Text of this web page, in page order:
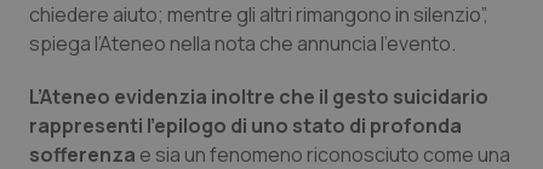
Piemonte
Provincia Autonoma di Bolzano
Provincia Autonoma di Trento
HIV
Infezioni & Febbre
Ipertensione & Scompenso
chiedere aiuto; mentre gli altri rimangono in silenzio”,
spiega l’Ateneo nella nota che annuncia l’evento.
L’Ateneo evidenzia inoltre che il gesto suicidario
rappresenti l’epilogo di uno stato di profonda
sofferenza e sia un fenomeno riconosciuto come una